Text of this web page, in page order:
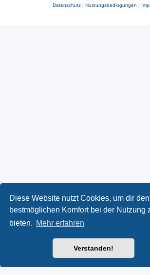
Diese Website nutzt Cookies, um dir den
bestmöglichen Komfort bei der Nutzung
bieten. Mehr erfahren
Verstanden!
Datenschutz | Nutzungsbedingungen |